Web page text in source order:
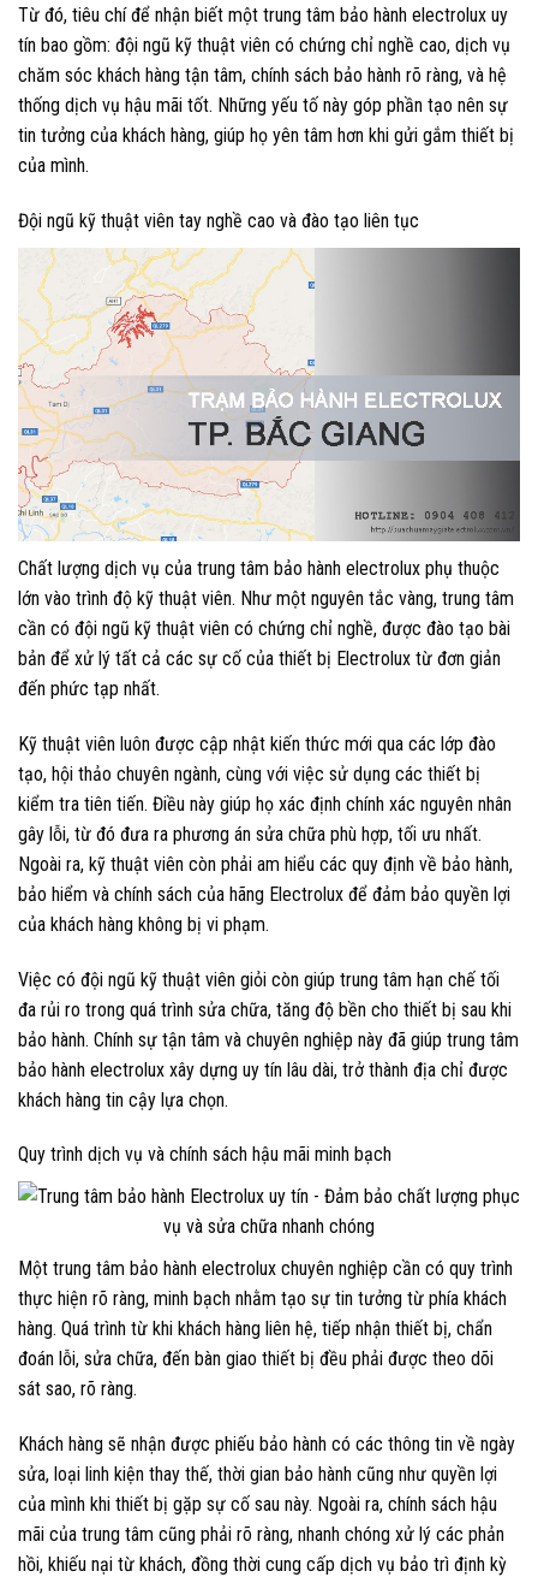
Từ đó, tiêu chí để nhận biết một trung tâm bảo hành electrolux uy
tín bao gồm: đội ngũ kỹ thuật viên có chứng chỉ nghề cao, dịch vụ
chăm sóc khách hàng tận tâm, chính sách bảo hành rõ ràng, và hệ
thống dịch vụ hậu mãi tốt. Những yếu tố này góp phần tạo nên sự
tin tưởng của khách hàng, giúp họ yên tâm hơn khi gửi gắm thiết bị
của mình.
Đội ngũ kỹ thuật viên tay nghề cao và đào tạo liên tục
Chất lượng dịch vụ của trung tâm bảo hành electrolux phụ thuộc
lớn vào trình độ kỹ thuật viên. Như một nguyên tắc vàng, trung tâm
cần có đội ngũ kỹ thuật viên có chứng chỉ nghề, được đào tạo bài
bản để xử lý tất cả các sự cố của thiết bị Electrolux từ đơn giản
đến phức tạp nhất.
Kỹ thuật viên luôn được cập nhật kiến thức mới qua các lớp đào
tạo, hội thảo chuyên ngành, cùng với việc sử dụng các thiết bị
kiểm tra tiên tiến. Điều này giúp họ xác định chính xác nguyên nhân
gây lỗi, từ đó đưa ra phương án sửa chữa phù hợp, tối ưu nhất.
Ngoài ra, kỹ thuật viên còn phải am hiểu các quy định về bảo hành,
bảo hiểm và chính sách của hãng Electrolux để đảm bảo quyền lợi
của khách hàng không bị vi phạm.
Việc có đội ngũ kỹ thuật viên giỏi còn giúp trung tâm hạn chế tối
đa rủi ro trong quá trình sửa chữa, tăng độ bền cho thiết bị sau khi
bảo hành. Chính sự tận tâm và chuyên nghiệp này đã giúp trung tâm
bảo hành electrolux xây dựng uy tín lâu dài, trở thành địa chỉ được
khách hàng tin cậy lựa chọn.
Quy trình dịch vụ và chính sách hậu mãi minh bạch
Một trung tâm bảo hành electrolux chuyên nghiệp cần có quy trình
thực hiện rõ ràng, minh bạch nhằm tạo sự tin tưởng từ phía khách
hàng. Quá trình từ khi khách hàng liên hệ, tiếp nhận thiết bị, chẩn
đoán lỗi, sửa chữa, đến bàn giao thiết bị đều phải được theo dõi
sát sao, rõ ràng.
Khách hàng sẽ nhận được phiếu bảo hành có các thông tin về ngày
sửa, loại linh kiện thay thế, thời gian bảo hành cũng như quyền lợi
của mình khi thiết bị gặp sự cố sau này. Ngoài ra, chính sách hậu
mãi của trung tâm cũng phải rõ ràng, nhanh chóng xử lý các phản
hồi, khiếu nại từ khách, đồng thời cung cấp dịch vụ bảo trì định kỳ